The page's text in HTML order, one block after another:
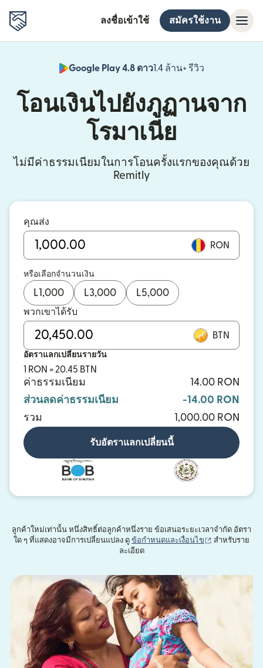
ลงชื่อเข้าใช้ สมัครใช้งาน
Google Play 4.8 ดาว1.4 ล้าน+ รีวิว
(เปิดในหน้าต่
โอนเงินไปยังภูฏานจาก
โรมาเนีย
ไม่มีค่าธรรมเนียมในการโอนครั้งแรกของคุณด้วย
Remitly
คุณส่ง
RON
หรือเลือกจำนวนเงิน
L1,000 L3,000 L5,000
พวกเขาได้รับ
BTN
อัตราแลกเปลี่ยนรายวัน
1 RON = 20.45 BTN
ค่าธรรมเนียม
14.00 RON
ส่วนลดค่าธรรมเนียม
-14.00 RON
รวม
1,000.00 RON
รับอัตราแลกเปลี่ยนนี้
ลูกค้าใหม่เท่านั้น หนึ่งสิทธิ์ต่อลูกค้าหนึ่งราย ข้อเสนอระยะเวลาจำกัด อัตรา
ใด ๆ ที่แสดงอาจมีการเปลี่ยนแปลง ดู ข้อกำหนดและเงื่อนไข (เปิดในหน้าต่า
สำหรับราย
ละเอียด